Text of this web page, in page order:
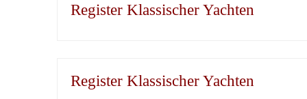
Register Klassischer Yachten
Register Klassischer Yachten